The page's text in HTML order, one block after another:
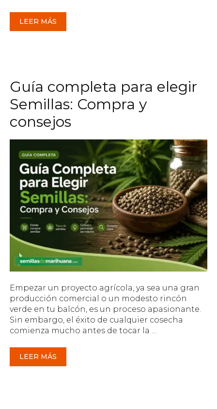
LEER MÁS
Guía completa para elegir
Semillas: Compra y
consejos
Empezar un proyecto agrícola, ya sea una gran
producción comercial o un modesto rincón
verde en tu balcón, es un proceso apasionante.
Sin embargo, el éxito de cualquier cosecha
comienza mucho antes de tocar la …
LEER MÁS